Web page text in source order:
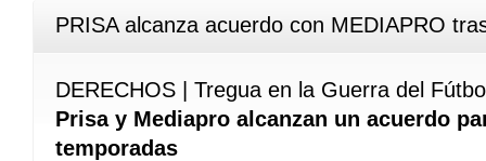
PRISA alcanza acuerdo con MEDIAPRO
DERECHOS | Tregua en la Guerra del
Prisa y Mediapro alcanzan un acuerdo
temporadas